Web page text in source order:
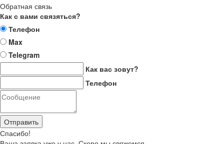
Обратная связь
Как с вами связяться?
Телефон
Max
Telegram
Как вас зовут?
Телефон
Отправить
Спасибо!